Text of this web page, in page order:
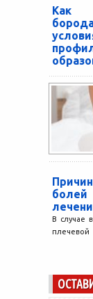
Как
Это наша
В случае
плечевой
под